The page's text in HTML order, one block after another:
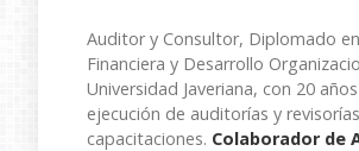
Auditor y Consultor, Diplomado
Financiera y Desarrollo
Universidad Javeriana, con 20
ejecución de auditorías y
capacitaciones. Colaborador de